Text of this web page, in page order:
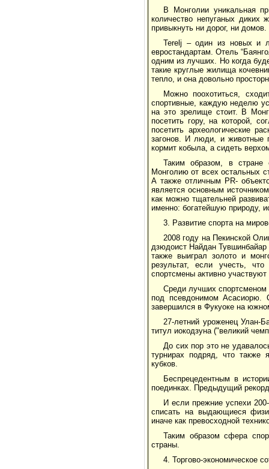
В Монголии уникальная
количество непуганых
привыкнуть ни дорог, ни
Terelj – один из новых и
евростандартам. Отель
одним из лучших. Но когда
такие круглые жилища
тепло, и она довольно
Можно поохотиться,
спортивные, каждую неделю
на это зрелище стоит. В
посетить гору, на которой,
посетить археологические
загонов. И люди, и животные
кормит кобыла, а сидеть
Таким образом, в стране
Монголию от всех остальных
А также отличным PR-
является основным
как можно тщательней
именно: богатейшую природу,
3. Развитие спорта на
2008 году на Пекинской
дзюдоист Найдан Тувшинбайар
также выиграл золото и
результат, если учесть,
спортсмены активно
Среди лучших спортсменом
под псевдонимом Асасиорю.
завершился в Фукуоке на
27-летний уроженец Улан-
титул иокодзуна ("великий
До сих пор это не
турнирах подряд, что также
кубков.
Беспрецедентным в
поединках. Предыдущий
И если прежние успехи
списать на выдающиеся
иначе как превосходной
Таким образом сфера
страны.
4. Торгово-экономическое